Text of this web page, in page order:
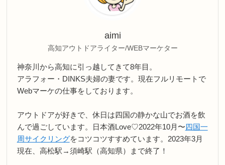
aimi
高知アウトドアライター/WEBマーケター
神奈川から高知に引っ越してきて8年目。
アラフォー・DINKS夫婦の妻です。現在フルリモートで
Webマーケの仕事をしております。
アウトドアが好きで、休日は四国の静かな山でお酒を飲
んで過ごしています。日本酒Love♡2022年10月〜四国一
周サイクリングをコツコツすすめています。2023年3月
現在、高松駅→須崎駅（高知県）まで終了！